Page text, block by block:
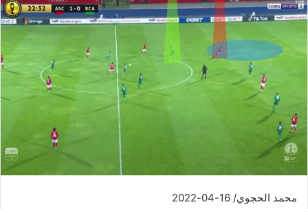
محمد الحجوي/ 16-04-2022